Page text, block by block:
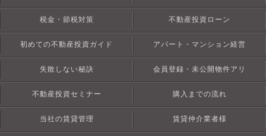
税金・節税対策 不動産投資ローン
初めての不動産投資ガイド アパート・マンション経営
失敗しない秘訣 会員登録・未公開物件アリ
不動産投資セミナー 購入までの流れ
当社の賃貸管理 賃貸仲介業者様